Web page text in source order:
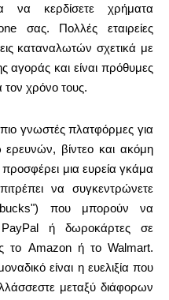
μαζί μας
μου
να κερδίσετε χρήματα
σας. Πολλές εταιρείες
καταναλωτών σχετικά με
αγοράς και είναι πρόθυμες
χρόνο τους.
γνωστές πλατφόρμες για
βίντεο και ακόμη
μια ευρεία γκάμα
να συγκεντρώνετε
που μπορούν να
ή δωροκάρτες σε
το Amazon ή το Walmart.
είναι η ευελιξία που
μεταξύ διάφορων